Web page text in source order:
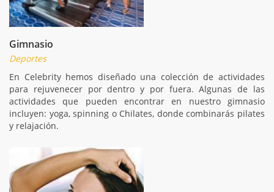
Gimnasio
Deportes
En Celebrity hemos diseñado una colección de actividades
para rejuvenecer por dentro y por fuera. Algunas de las
actividades que pueden encontrar en nuestro gimnasio
incluyen: yoga, spinning o Chilates, donde combinarás pilates
y relajación.